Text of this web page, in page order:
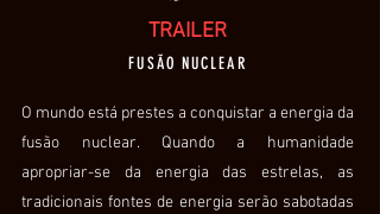
TRAILER
FUSÃO NUCLEAR
O mundo está prestes a conquistar a energia da
fusão nuclear. Quando a humanidade
apropriar-se da energia das estrelas, as
tradicionais fontes de energia serão sabotadas